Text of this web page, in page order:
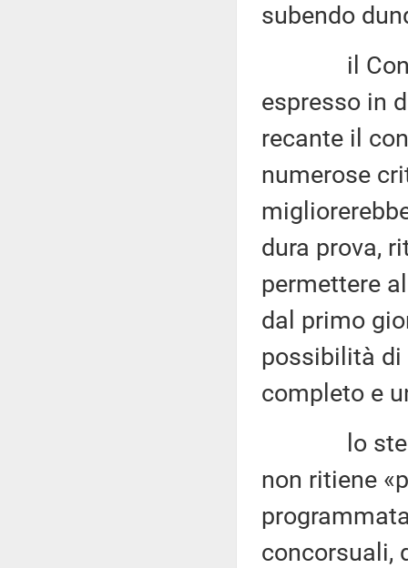
subendo
il
espresso in
recante il
numerose
dura prova,
permettere
dal primo
possibilità di
completo e
lo stesso
non ritiene
concorsuali,